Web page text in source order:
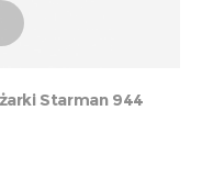
Starman 944